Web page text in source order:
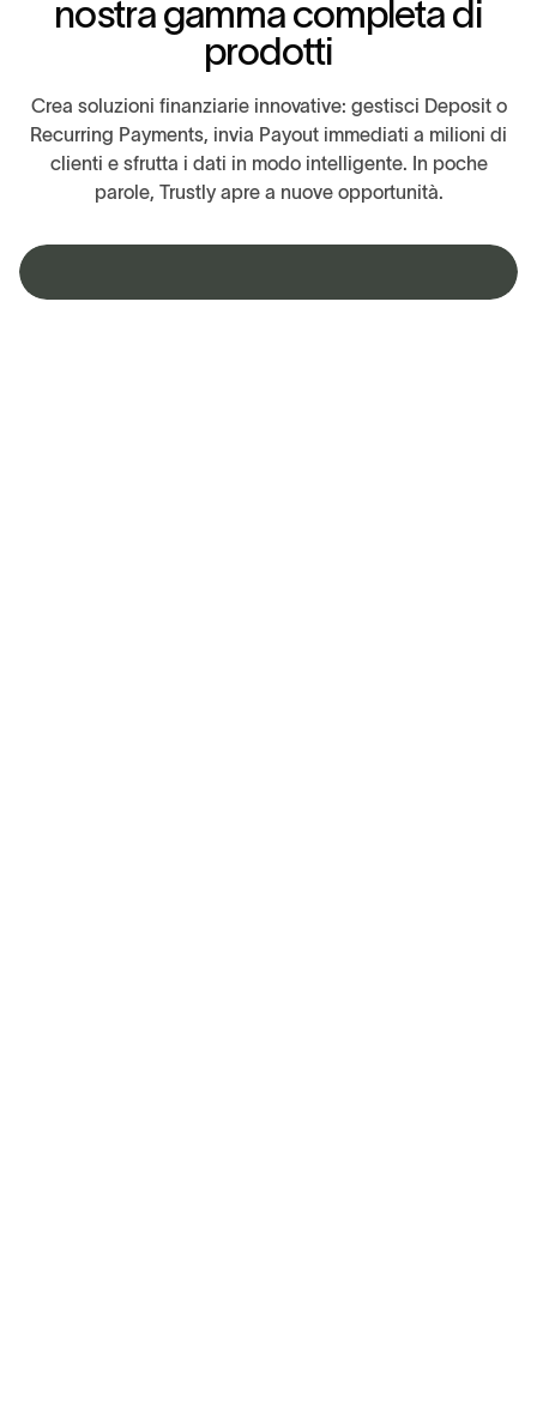
nostra gamma completa di
prodotti
Crea soluzioni finanziarie innovative: gestisci Deposit o
Recurring Payments, invia Payout immediati a milioni di
clienti e sfrutta i dati in modo intelligente. In poche
parole, Trustly apre a nuove opportunità.